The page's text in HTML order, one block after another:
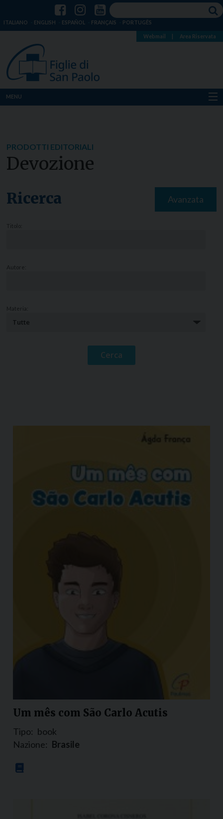
ITALIANO ENGLISH ESPAÑOL FRANÇAIS PORTUGÊS
Webmail Area Riservata
MENU
Notizie
PRODOTTI EDITORIALI
Devozione
Ricerca Avanzata
Titolo:
Autore:
Materia:
Um mês com São Carlo Acutis
Tipo: book
Nazione: Brasile